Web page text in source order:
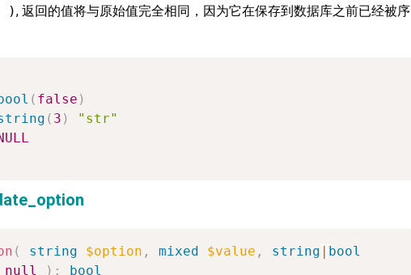
), 返回的值将与原始值完全相同，因为它在保存到数据库之前已经被序
( false )
( 3 )
"str"
( string $option , mixed $value , string | bool
null ) : bool